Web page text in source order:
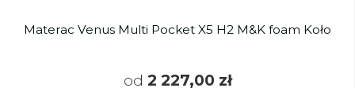
Materac Venus Multi Pocket X5 H2 M&K foam Koło
od 2 227,00 zł